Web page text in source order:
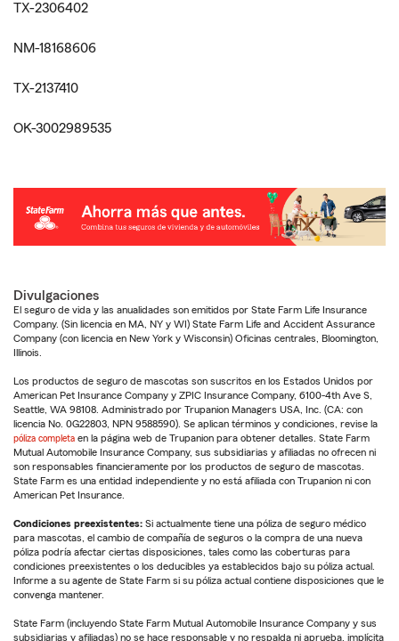
TX-2306402
NM-18168606
TX-2137410
OK-3002989535
Divulgaciones
El seguro de vida y las anualidades son emitidos por State Farm Life Insurance
Company. (Sin licencia en MA, NY y WI) State Farm Life and Accident Assurance
Company (con licencia en New York y Wisconsin) Oficinas centrales, Bloomington,
Illinois.
Los productos de seguro de mascotas son suscritos en los Estados Unidos por
American Pet Insurance Company y ZPIC Insurance Company, 6100-4th Ave S,
Seattle, WA 98108. Administrado por Trupanion Managers USA, Inc. (CA: con
licencia No. 0G22803, NPN 9588590). Se aplican términos y condiciones, revise la
póliza completa en la página web de Trupanion para obtener detalles. State Farm
Mutual Automobile Insurance Company, sus subsidiarias y afiliadas no ofrecen ni
son responsables financieramente por los productos de seguro de mascotas.
State Farm es una entidad independiente y no está afiliada con Trupanion ni con
American Pet Insurance.
Condiciones preexistentes: Si actualmente tiene una póliza de seguro médico
para mascotas, el cambio de compañía de seguros o la compra de una nueva
póliza podría afectar ciertas disposiciones, tales como las coberturas para
condiciones preexistentes o los deducibles ya establecidos bajo su póliza actual.
Informe a su agente de State Farm si su póliza actual contiene disposiciones que le
convenga mantener.
State Farm (incluyendo State Farm Mutual Automobile Insurance Company y sus
subsidiarias y afiliadas) no se hace responsable y no respalda ni aprueba, implícita